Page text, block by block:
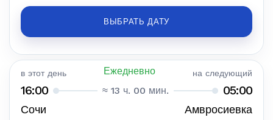
ВЫБРАТЬ ДАТУ
в этот день Ежедневно на следующий
16:00 ≈ 13 ч. 00 мин. 05:00
Сочи Амвросиевка